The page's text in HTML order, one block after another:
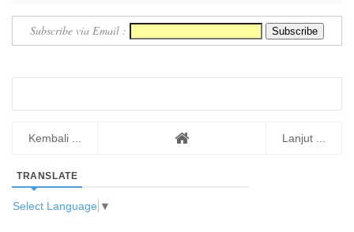
Subscribe via Email :
Kembali ... Lanjut ...
TRANSLATE
Select Language ▼